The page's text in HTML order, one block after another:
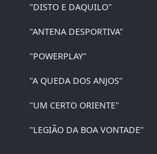
"DISTO E DAQUILO"
"ANTENA DESPORTIVA"
"POWERPLAY"
"A QUEDA DOS ANJOS"
"UM CERTO ORIENTE"
"LEGIÃO DA BOA VONTADE"